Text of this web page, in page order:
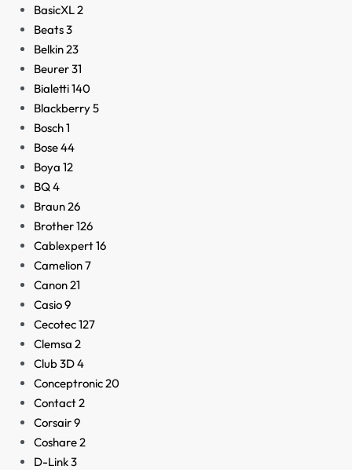
BasicXL2
Beats3
Belkin23
Beurer31
Bialetti140
Blackberry5
Bosch1
Bose44
Boya 12
BQ4
Braun26
Brother126
Cablexpert16
Camelion7
Canon21
Casio9
Cecotec127
Clemsa 2
Club 3D4
Conceptronic20
Contact2
Corsair9
Coshare2
D-Link3